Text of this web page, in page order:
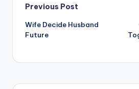
Post
navigation
Previous Post
Wife Decide Husband
Future